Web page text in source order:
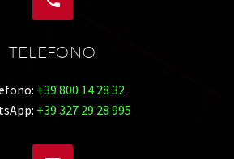
TELEFONO
+39 800 14 28 32
+39 327 29 28 995